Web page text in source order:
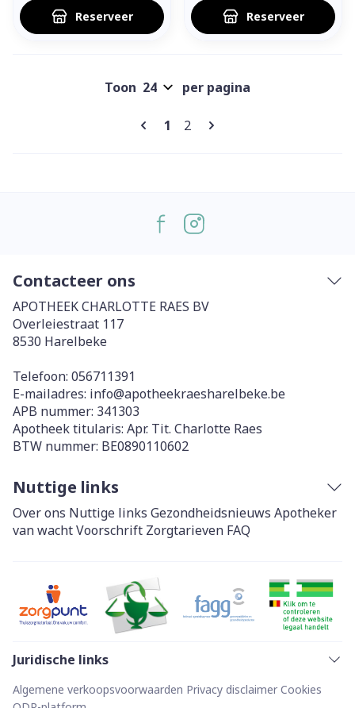
Reserveer Reserveer
Pagina's
U lees momenteel pagina
1 Pagina
2
Toon per pagina
Contacteer ons
APOTHEEK CHARLOTTE RAES BV
Overleiestraat 117
8530 Harelbeke
Telefoon: 056711391
E-mailadres: info@apotheekraesharelbeke.be
APB nummer: 341303
Apotheek titularis: Apr. Tit. Charlotte Raes
BTW nummer: BE0890110602
Nuttige links
Over ons Nuttige links Gezondheidsnieuws Apotheker
van wachtVoorschrift Zorgtarieven FAQ
Juridische links
Algemene verkoopsvoorwaarden Privacy disclaimer Cookies